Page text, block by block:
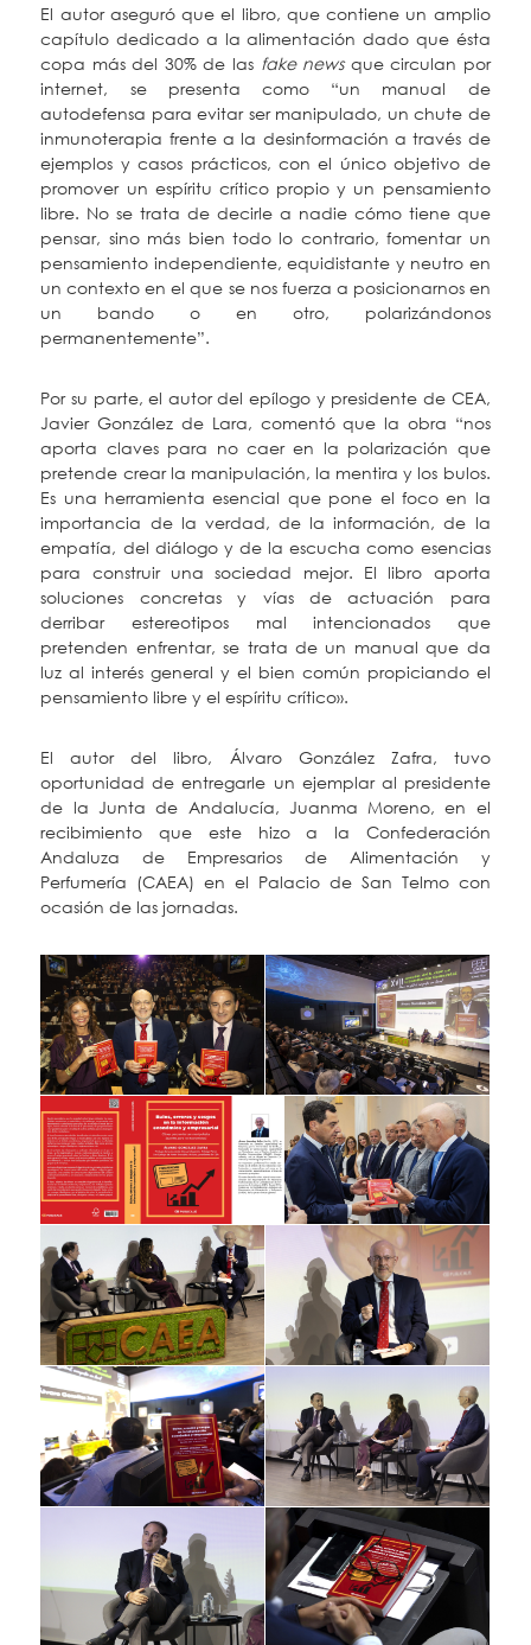
El autor aseguró que el libro, que contiene un amplio
capítulo dedicado a la alimentación dado que ésta
copa más del 30% de las fake newsque circulan por
internet, se presenta como “un manual de
autodefensa para evitar ser manipulado, un chute de
inmunoterapia frente a la desinformación a través de
ejemplos y casos prácticos, con el único objetivo de
promover un espíritu crítico propio y un pensamiento
libre. No se trata de decirle a nadie cómo tiene que
pensar, sino más bien todo lo contrario, fomentar un
pensamiento independiente, equidistante y neutro en
un contexto en el que se nos fuerza a posicionarnos en
un bando o en otro, polarizándonos
permanentemente”.
Por su parte, el autor del epílogo y presidente de CEA,
Javier González de Lara, comentó que la obra “nos
aporta claves para no caer en la polarización que
pretende crear la manipulación, la mentira y los bulos.
Es una herramienta esencial que pone el foco en la
importancia de la verdad, de la información, de la
empatía, del diálogo y de la escucha como esencias
para construir una sociedad mejor. El libro aporta
soluciones concretas y vías de actuación para
derribar estereotipos mal intencionados que
pretenden enfrentar, se trata de un manual que da
luz al interés general y el bien común propiciando el
pensamiento libre y el espíritu crítico».
El autor del libro, Álvaro González Zafra, tuvo
oportunidad de entregarle un ejemplar al presidente
de la Junta de Andalucía, Juanma Moreno, en el
recibimiento que este hizo a la Confederación
Andaluza de Empresarios de Alimentación y
Perfumería (CAEA) en el Palacio de San Telmo con
ocasión de las jornadas.